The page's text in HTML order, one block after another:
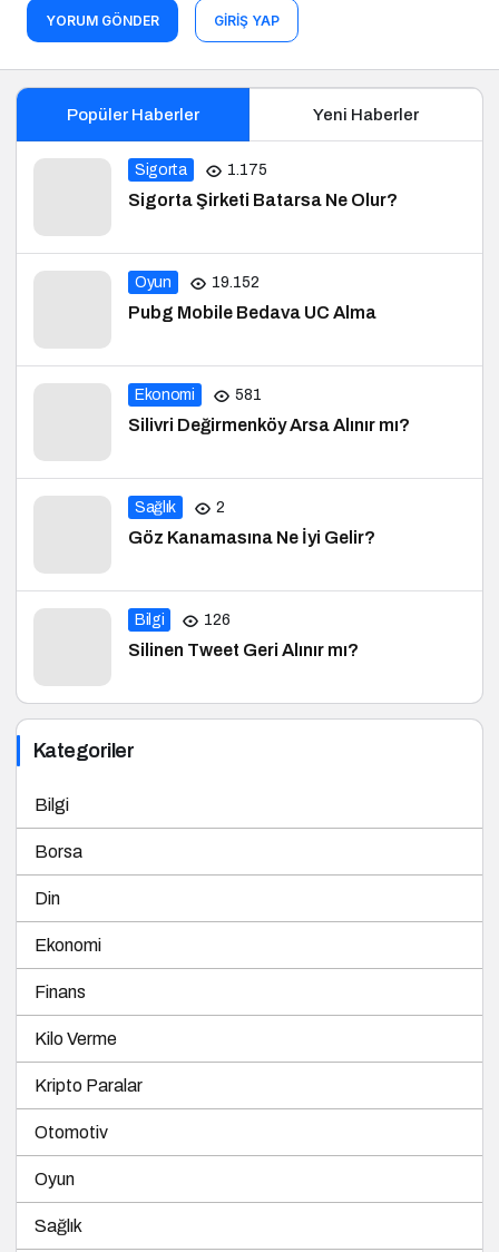
YORUM GÖNDER GIRIŞ YAP
Popüler Haberler Yeni Haberler
Sigorta 1.175
Sigorta Şirketi Batarsa Ne Olur?
Oyun 19.152
Pubg Mobile Bedava UC Alma
Ekonomi 581
Silivri Değirmenköy Arsa Alınır mı?
Sağlık 2
Göz Kanamasına Ne İyi Gelir?
Bilgi 126
Silinen Tweet Geri Alınır mı?
Kategoriler
Bilgi
Borsa
Din
Ekonomi
Finans
Kilo Verme
Kripto Paralar
Otomotiv
Oyun
Sağlık